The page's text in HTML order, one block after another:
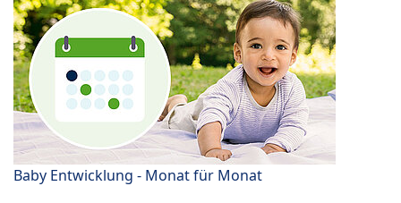
Baby Entwicklung - Monat für Monat